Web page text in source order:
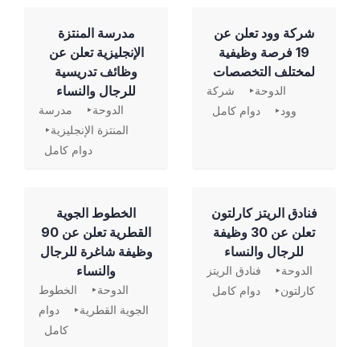
شركة وود تعلن عن
19 فرصة وظيفية
لمختلف التخصصات
الدوحة
شركة
وود
دوام كامل
مدرسة المنتزة
الإنجليزية تعلن عن
وظائف تدريسية
للرجال والنساء
الدوحة
مدرسة
المنتزة الإنجليزية
دوام كامل
فنادق الريتز كارلتون
تعلن عن 30 وظيفة
للرجال والنساء
الدوحة
فنادق الريتز
كارلتون
دوام كامل
الخطوط الجوية
القطرية تعلن عن 90
وظيفة شاغرة للرجال
والنساء
الدوحة
الخطوط
الجوية القطرية
دوام
كامل